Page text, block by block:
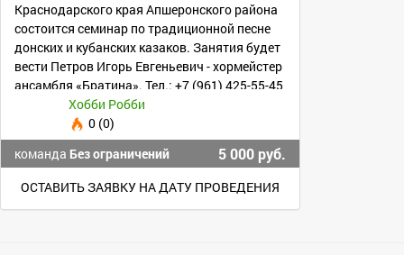
Краснодарского края Апшеронского района
состоится семинар по традиционной песне
донских и кубанских казаков. Занятия будет
вести Петров Игорь Евгеньевич - хормейстер
ансамбля «Братина». Тел.: +7 (961) 425-55-45
Хобби Робби
0 (0)
команда Без ограничений 5 000 руб.
ОСТАВИТЬ ЗАЯВКУ НА ДАТУ ПРОВЕДЕНИЯ